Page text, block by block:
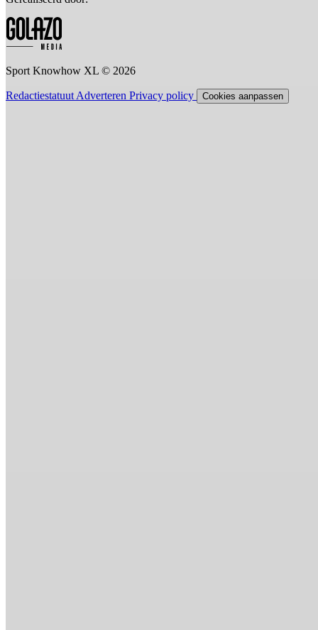
Sport Knowhow XL © 2026
Redactiestatuut Adverteren Privacy policy Cookies aanpassen